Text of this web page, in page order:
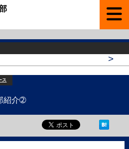
>
ス
紹介➁